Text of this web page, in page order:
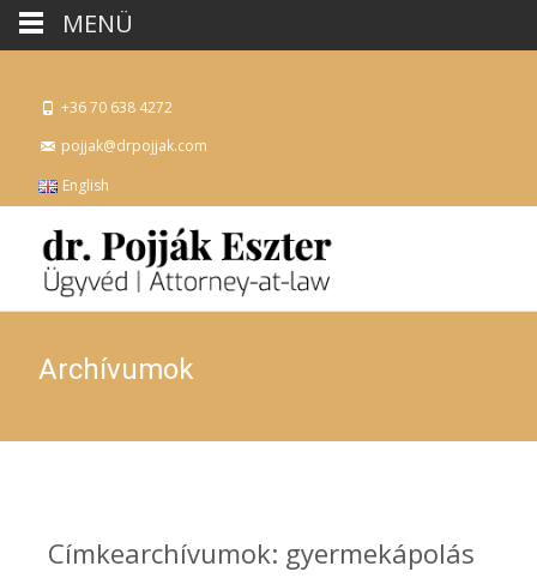
+36 70 638 4272
pojjak@drpojjak.com
English
Archívumok
Címkearchívumok: gyermekápolás
MENÜ